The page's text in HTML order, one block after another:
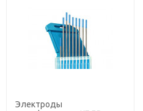
Электроды